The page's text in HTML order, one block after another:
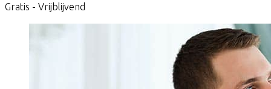
Gratis - Vrijblijvend